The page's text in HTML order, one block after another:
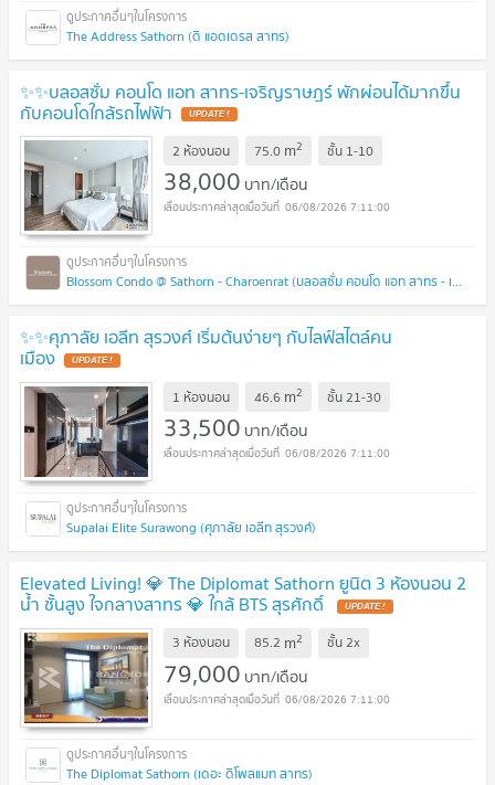
The Address Sathorn (ดิ แอดเดรส สาทร)
✨✨บลอสซั่ม คอนโด แอท สาทร-เจริญราษฎร์ พักผ่อนได้มากขึ้น
กับคอนโดใกล้รถไฟฟ้า
2 ห้องนอน 75.0 m2 ชั้น 1-10
38,000 บาท/เดือน
06/08/2026 7:11:00
Blossom Condo @ Sathorn - Charoenrat (บลอสซั่ม คอนโด แอท สาทร - เจริญราษฎร์)
✨✨ศุภาลัย เอลีท สุรวงศ์ เริ่มต้นง่ายๆ กับไลฟ์สไตล์คน
เมือง
1 ห้องนอน 46.6 m2 ชั้น21-30
33,500 บาท/เดือน
06/08/2026 7:11:00
Supalai Elite Surawong (ศุภาลัย เอลีท สุรวงศ์)
Elevated Living! 💎 The Diplomat Sathorn ยูนิต 3 ห้องนอน 2
น้ำ ชั้นสูง ใจกลางสาทร 💎 ใกล้ BTS สุรศักดิ์
3 ห้องนอน 85.2 m2 ชั้น2x
79,000 บาท/เดือน
06/08/2026 7:11:00
The Diplomat Sathorn (เดอะ ดิโพลแมท สาทร)